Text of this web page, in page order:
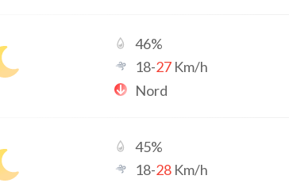
46%
18-27 Km/h
Nord
45%
18-28 Km/h